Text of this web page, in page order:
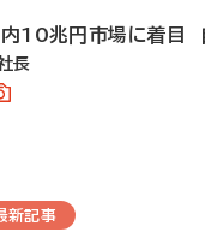
10兆円市場に着目
長
新記事